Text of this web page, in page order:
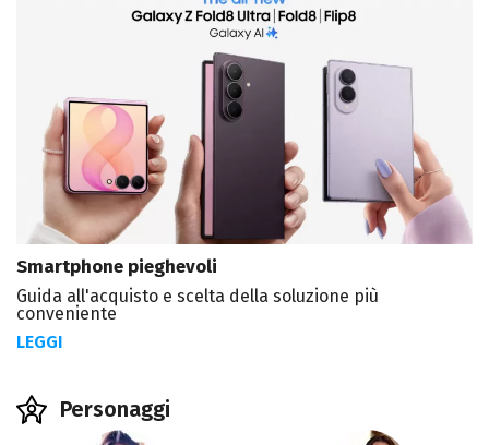
Smartphone pieghevoli
Guida all'acquisto e scelta della soluzione più
conveniente
LEGGI
Personaggi